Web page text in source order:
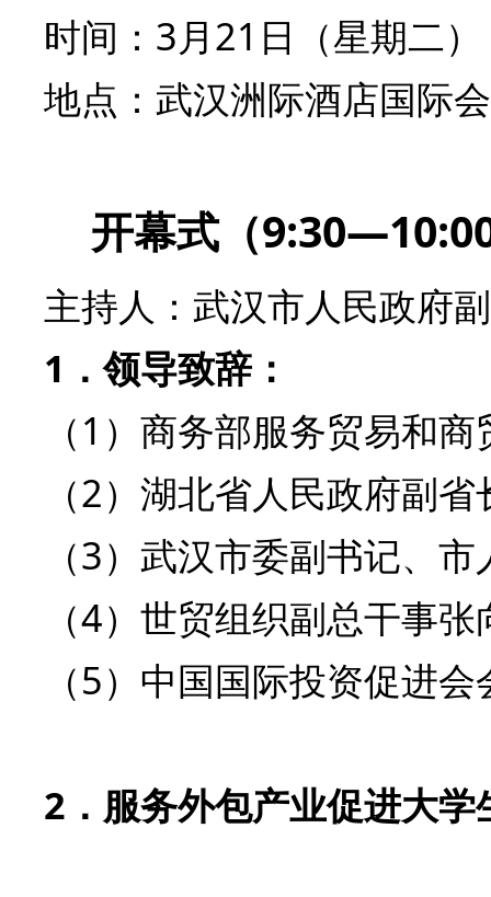
时间：3月21日（星期二
地点：武汉洲际酒店国际
开幕式（
主持人：武汉市人民政府
1．领导致辞：
（1）商务部服务贸易和
（2）湖北省人民政府副
（3）武汉市委副书记、
（4） 世贸组织副总干事
（5）中国国际投资促进
2． 服务外包产业促进大